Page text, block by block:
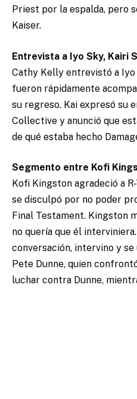
Priest por la espalda, pero
Kaiser.
Entrevista a Iyo Sky, Kairi
Cathy Kelly entrevistó a Iyo
fueron rápidamente
su regreso. Kai expresó su
Collective y anunció que
de qué estaba hecho
Segmento entre Kofi
Kofi Kingston agradeció a
se disculpó por no poder
Final Testament. Kingston
no quería que él
conversación, intervino y se
Pete Dunne, quien
luchar contra Dunne,